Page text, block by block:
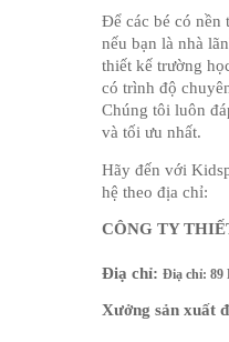
Để các bé có nền
nếu bạn là nhà
thiết kế trường
có trình độ
Chúng tôi luôn
và tối ưu nhất.
Hãy đến với
hệ theo địa chỉ:
CÔNG TY
Điạ chỉ: Điạ chỉ: 89
Xưởng sản xuất